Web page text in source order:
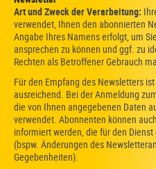
Art und Zweck der Verarbeitung:
verwendet, Ihnen den abonnierten
Angabe Ihres Namens erfolgt, um
ansprechen zu können und ggf. zu
Rechten als Betroffener Gebrauch
Für den Empfang des Newsletters
ausreichend. Bei der Anmeldung
die von Ihnen angegebenen Daten
verwendet. Abonnenten können
informiert werden, die für den
(bspw. Änderungen des
Gegebenheiten).